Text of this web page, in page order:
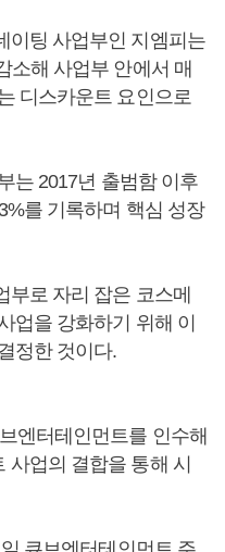
이팅 사업부인 지엠피는
소해 사업부 안에서 매
디스카운트 요인으로
는 2017년 출범함 이후
를 기록하며 핵심 성장
부로 자리 잡은 코스메
업을 강화하기 위해 이
정한 것이다.
엔터테인먼트를 인수해
사업의 결합을 통해 시